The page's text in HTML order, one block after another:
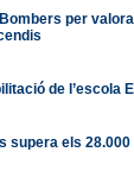
per
de l’escola
supera els